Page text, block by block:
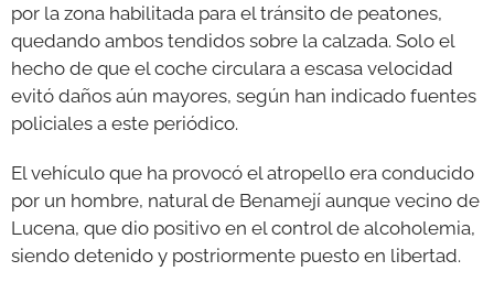
por la zona habilitada para el tránsito de peatones,
quedando ambos tendidos sobre la calzada. Solo el
hecho de que el coche circulara a escasa velocidad
evitó daños aún mayores, según han indicado fuentes
policiales a este periódico.
El vehículo que ha provocó el atropello era conducido
por un hombre, natural de Benamejí aunque vecino de
Lucena, que dio positivo en el control de alcoholemia,
siendo detenido y postriormente puesto en libertad.